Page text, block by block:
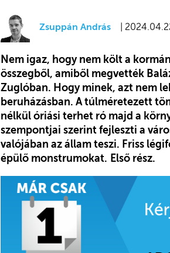
Zsuppán András |
Nem igaz, hogy nem költ a
összegből, amiből megvették
Zuglóban. Hogy minek, azt nem
beruházásban. A túlméretezett
nélkül óriási terhet ró majd a
szempontjai szerint fejleszti a
valójában az állam teszi. Friss
épülő monstrumokat. Első rész.